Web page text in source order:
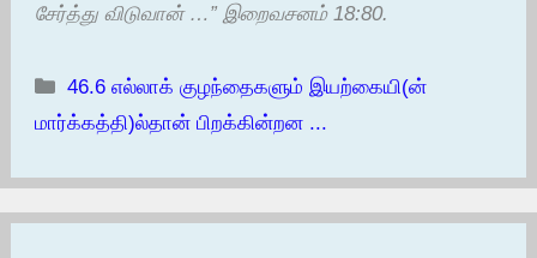
சேர்த்து விடுவான் …” இறைவசனம் 18:80.
Categories
46.6 எல்லாக் குழந்தைகளும் இயற்கையி(ன்
மார்க்கத்தி)ல்தான் பிறக்கின்றன ...